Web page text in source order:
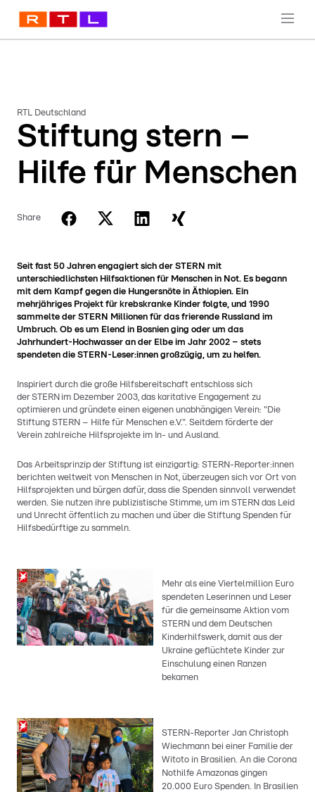
RTL Deutschland
Stiftung stern –
Hilfe für Menschen
Share
Seit fast 50 Jahren engagiert sich der STERN mit
unterschiedlichsten Hilfsaktionen für Menschen in Not. Es begann
mit dem Kampf gegen die Hungersnöte in Äthiopien. Ein
mehrjähriges Projekt für krebskranke Kinder folgte, und 1990
sammelte der STERN Millionen für das frierende Russland im
Umbruch. Ob es um Elend in Bosnien ging oder um das
Jahrhundert-Hochwasser an der Elbe im Jahr 2002 – stets
spendeten die STERN-Leser:innen großzügig, um zu helfen.
Inspiriert durch die große Hilfsbereitschaft entschloss sich
der STERN im Dezember 2003, das karitative Engagement zu
optimieren und gründete einen eigenen unabhängigen Verein: "Die
Stiftung STERN – Hilfe für Menschen e.V.". Seitdem förderte der
Verein zahlreiche Hilfsprojekte im In- und Ausland.
Das Arbeitsprinzip der Stiftung ist einzigartig: STERN-Reporter:innen
berichten weltweit von Menschen in Not, überzeugen sich vor Ort von
Hilfsprojekten und bürgen dafür, dass die Spenden sinnvoll verwendet
werden. Sie nutzen ihre publizistische Stimme, um im STERN das Leid
und Unrecht öffentlich zu machen und über die Stiftung Spenden für
Hilfsbedürftige zu sammeln.
Mehr als eine Viertelmillion Euro
spendeten Leserinnen und Leser
für die gemeinsame Aktion vom
STERN und dem Deutschen
Kinderhilfswerk, damit aus der
Ukraine geflüchtete Kinder zur
Einschulung einen Ranzen
bekamen
STERN-Reporter Jan Christoph
Wiechmann bei einer Familie der
Witoto in Brasilien. An die Corona
Nothilfe Amazonas gingen
20.000 Euro Spenden. In Brasilien